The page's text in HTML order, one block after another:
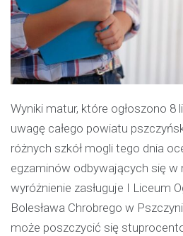
Wyniki matur, które ogłoszono 8
uwagę całego powiatu
różnych szkół mogli tego dnia
egzaminów odbywających się w
wyróżnienie zasługuje I Liceum
Bolesława Chrobrego w
może poszczycić się